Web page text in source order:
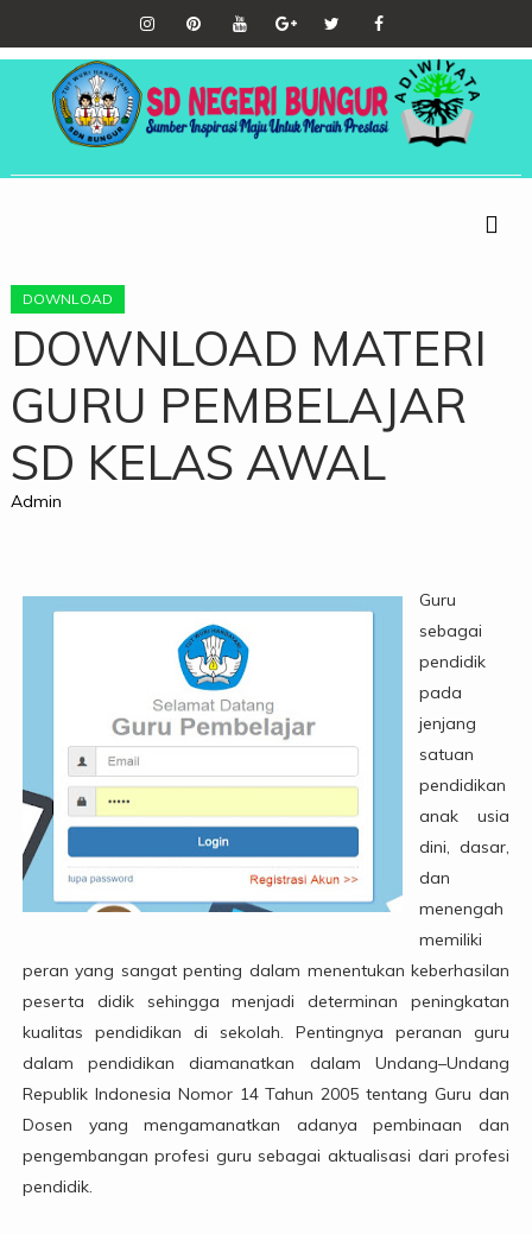
DOWNLOAD
DOWNLOAD MATERI
GURU PEMBELAJAR
SD KELAS AWAL
Admin
Guru
sebagai
pendidik
pada
jenjang
satuan
pendidikan
anak usia
dini, dasar,
dan
menengah
memiliki
peran yang sangat penting dalam menentukan keberhasilan
peserta didik sehingga menjadi determinan peningkatan
kualitas pendidikan di sekolah. Pentingnya peranan guru
dalam pendidikan diamanatkan dalam Undang–Undang
Republik Indonesia Nomor 14 Tahun 2005 tentang Guru dan
Dosen yang mengamanatkan adanya pembinaan dan
pengembangan profesi guru sebagai aktualisasi dari profesi
pendidik.